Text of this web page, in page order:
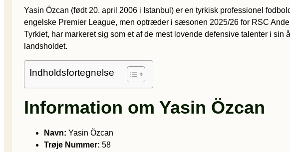
Yasin Özcan (født 20. april 2006 i Istanbul) er en tyrkisk professionel
engelske Premier League, men optræder i sæsonen 2025/26 for RSC
Tyrkiet, har markeret sig som et af de mest lovende defensive talenter i
landsholdet.
Indholdsfortegnelse
Information om Yasin Özcan
Navn: Yasin Özcan
Trøje Nummer: 58